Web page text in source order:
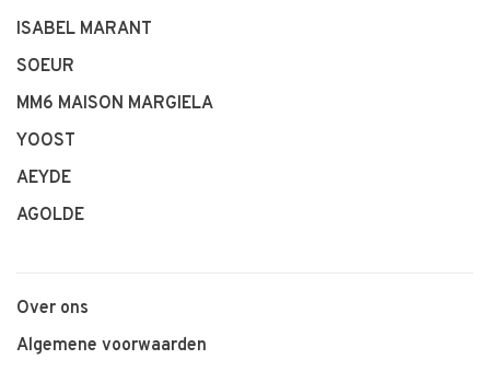
ISABEL MARANT
SOEUR
MM6 MAISON MARGIELA
YOOST
AEYDE
AGOLDE
Over ons
Algemene voorwaarden